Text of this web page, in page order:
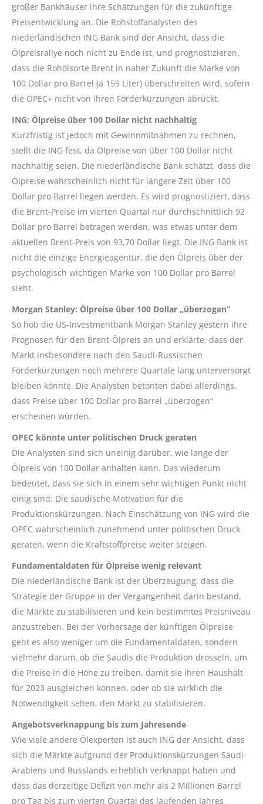
großer Bankhäuser ihre Schätzungen für die zukünftige
Preisentwicklung an. Die Rohstoffanalysten des
niederländischen ING Bank sind der Ansicht, dass die
Ölpreisrallye noch nicht zu Ende ist, und prognostizieren,
dass die Rohölsorte Brent in naher Zukunft die Marke von
100 Dollar pro Barrel (a 159 Liter) überschreiten wird, sofern
die OPEC+ nicht von ihren Förderkürzungen abrückt.
ING: Ölpreise über 100 Dollar nicht nachhaltig
Kurzfristig ist jedoch mit Gewinnmitnahmen zu rechnen,
stellt die ING fest, da Ölpreise von über 100 Dollar nicht
nachhaltig seien. Die niederländische Bank schätzt, dass die
Ölpreise wahrscheinlich nicht für längere Zeit über 100
Dollar pro Barrel liegen werden. Es wird prognostiziert, dass
die Brent-Preise im vierten Quartal nur durchschnittlich 92
Dollar pro Barrel betragen werden, was etwas unter dem
aktuellen Brent-Preis von 93,70 Dollar liegt. Die ING Bank ist
nicht die einzige Energieagentur, die den Ölpreis über der
psychologisch wichtigen Marke von 100 Dollar pro Barrel
sieht.
Morgan Stanley: Ölpreise über 100 Dollar „überzogen“
So hob die US-Investmentbank Morgan Stanley gestern ihre
Prognosen für den Brent-Ölpreis an und erklärte, dass der
Markt insbesondere nach den Saudi-Russischen
Förderkürzungen noch mehrere Quartale lang unterversorgt
bleiben könnte. Die Analysten betonten dabei allerdings,
dass Preise über 100 Dollar pro Barrel „überzogen“
erscheinen würden.
OPEC könnte unter politischen Druck geraten
Die Analysten sind sich uneinig darüber, wie lange der
Ölpreis von 100 Dollar anhalten kann. Das wiederum
bedeutet, dass sie sich in einem sehr wichtigen Punkt nicht
einig sind: Die saudische Motivation für die
Produktionskürzungen. Nach Einschätzung von ING wird die
OPEC wahrscheinlich zunehmend unter politischen Druck
geraten, wenn die Kraftstoffpreise weiter steigen.
Fundamentaldaten für Ölpreise wenig relevant
Die niederländische Bank ist der Überzeugung, dass die
Strategie der Gruppe in der Vergangenheit darin bestand,
die Märkte zu stabilisieren und kein bestimmtes Preisniveau
anzustreben. Bei der Vorhersage der künftigen Ölpreise
geht es also weniger um die Fundamentaldaten, sondern
vielmehr darum, ob die Saudis die Produktion drosseln, um
die Preise in die Höhe zu treiben, damit sie ihren Haushalt
für 2023 ausgleichen können, oder ob sie wirklich die
Notwendigkeit sehen, den Markt zu stabilisieren.
Angebotsverknappung bis zum Jahresende
Wie viele andere Ölexperten ist auch ING der Ansicht, dass
sich die Märkte aufgrund der Produktionskürzungen Saudi-
Arabiens und Russlands erheblich verknappt haben und
dass das derzeitige Defizit von mehr als 2 Millionen Barrel
pro Tag bis zum vierten Quartal des laufenden Jahres